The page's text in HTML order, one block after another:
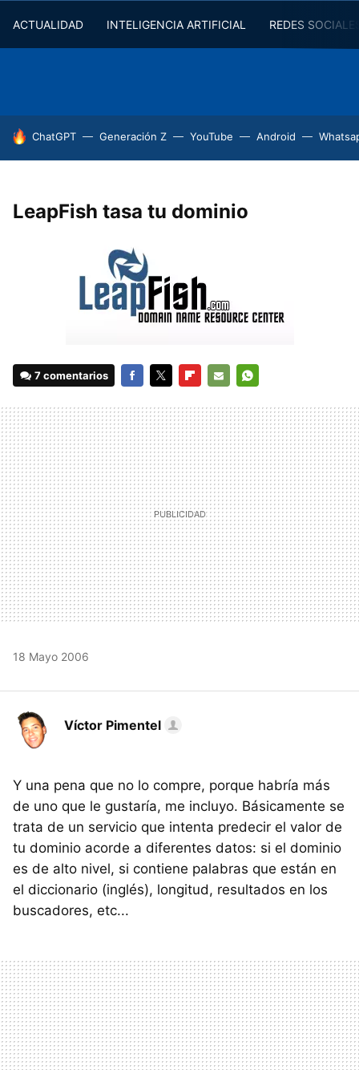
ACTUALIDAD INTELIGENCIA ARTIFICIAL REDES
HOY SE HABLA DE
ChatGPT Generación Z YouTube Android
LeapFish tasa tu dominio
7 comentarios
MAIL
18 Mayo 2006
Víctor Pimentel
Y una pena que no lo compre, porque habría más
de uno que le gustaría, me incluyo. Básicamente se
trata de un servicio que intenta predecir el valor de
tu dominio acorde a diferentes datos: si el dominio
es de alto nivel, si contiene palabras que están en
el diccionario (inglés), longitud, resultados en los
buscadores, etc...